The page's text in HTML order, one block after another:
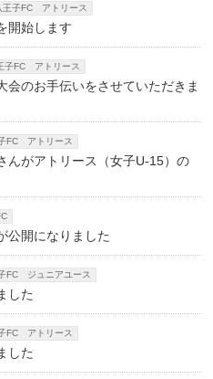
王子FC アトリース
開始します
子FC アトリース
会のお手伝いをさせていただきま
FC アトリース
んがアトリース（女子U-15）の
公開になりました
FC ジュニアユース
した
FC アトリース
した